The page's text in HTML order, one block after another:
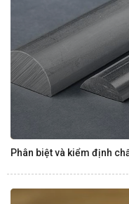
Phân biệt và kiểm định